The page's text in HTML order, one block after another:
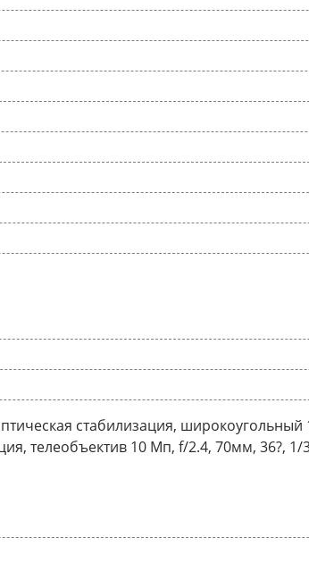
стабилизация,
телеобъектив 10 Мп, f/2.4, 70мм, 36?,